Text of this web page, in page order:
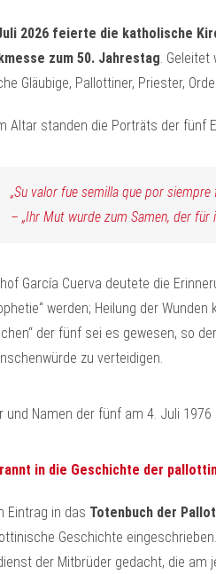
2026 feierte die katholische
zum 50. Jahrestag. Geleitet
Gläubige, Pallottiner, Priester,
Altar standen die Porträts der fünf
„Su valor fue semilla que por siempre
– „Ihr Mut wurde zum Samen, der für
García Cuerva deutete die
werden; Heilung der
der fünf sei es gewesen, so
zu verteidigen.
in die Geschichte der
Eintrag in das Totenbuch der
Geschichte
der Mitbrüder gedacht, die am